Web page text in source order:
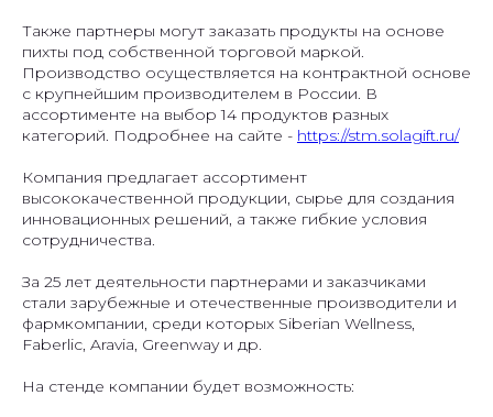
Также партнеры могут заказать продукты на основе
пихты под собственной торговой маркой.
Производство осуществляется на контрактной основе
с крупнейшим производителем в России. В
ассортименте на выбор 14 продуктов разных
категорий. Подробнее на сайте - https://stm.solagift.ru/
Компания предлагает ассортимент
высококачественной продукции, сырье для создания
инновационных решений, а также гибкие условия
сотрудничества.
За 25 лет деятельности партнерами и заказчиками
стали зарубежные и отечественные производители и
фармкомпании, среди которых Siberian Wellness,
Faberlic, Aravia, Greenway и др.
На стенде компании будет возможность: